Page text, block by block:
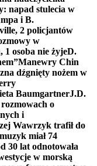
napad stulecia w
i B.
2 policjantów
w
osoba nie żyjeD.
Manewry Chin
dźgnięty nożem w
BaumgartnerJ.D.
o
i
Wawrzyk trafił do
miał 74
30 lat odnotowała
w morską